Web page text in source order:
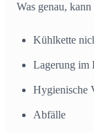
Was genau,
Kühlkette
Lagerung im
Hygienische
Abfälle